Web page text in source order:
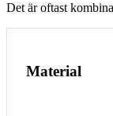
Det är oftast
Material